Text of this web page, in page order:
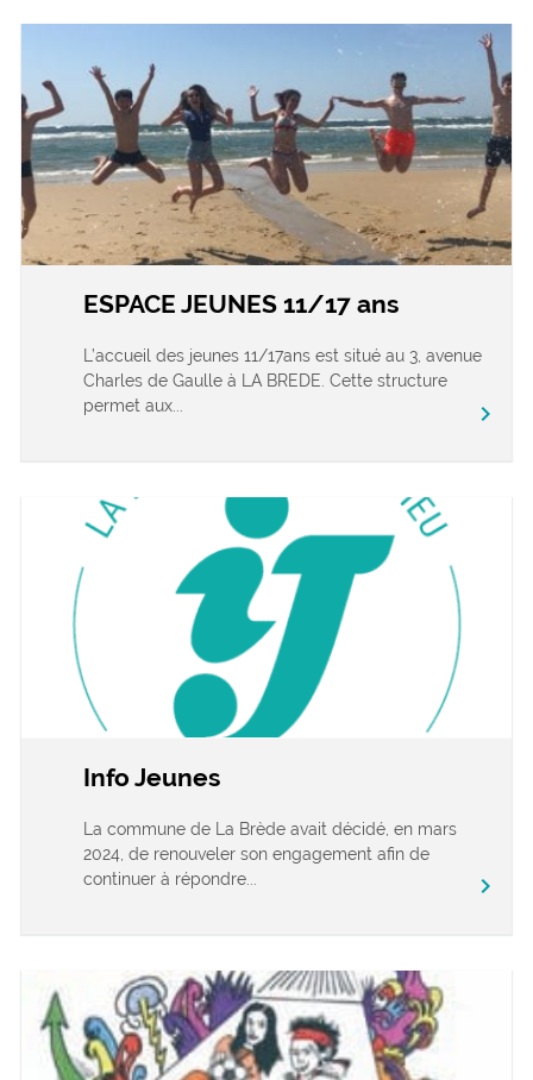
ESPACE JEUNES 11/17 ans
L’accueil des jeunes 11/17ans est situé au 3, avenue
Charles de Gaulle à LA BREDE. Cette structure
permet aux...
chevron_right
Info Jeunes
La commune de La Brède avait décidé, en mars
2024, de renouveler son engagement afin de
continuer à répondre...
chevron_right